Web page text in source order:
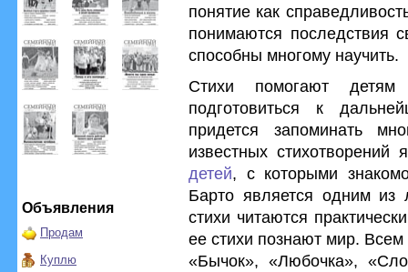
Объявления
Продам
Куплю
понятие как
понимаются последствия
способны многому научить.
Стихи помогают
подготовиться к
придется запоминать
известных стихотворений
детей, с которыми
Барто является одним
стихи читаются
ее стихи познают мир. Всем
«Бычок», «Любочка»,